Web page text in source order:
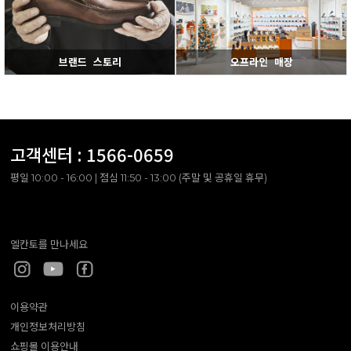
브랜드 스토리 오프라인 매장
고객센터 : 1566-0659
평일 10:00 - 16:00 | 점심 11:50 - 13:00 (주말 및 공휴일 휴무)
엘칸토를 만나세요
이용약관
개인정보처리방침
쇼핑몰 이용안내